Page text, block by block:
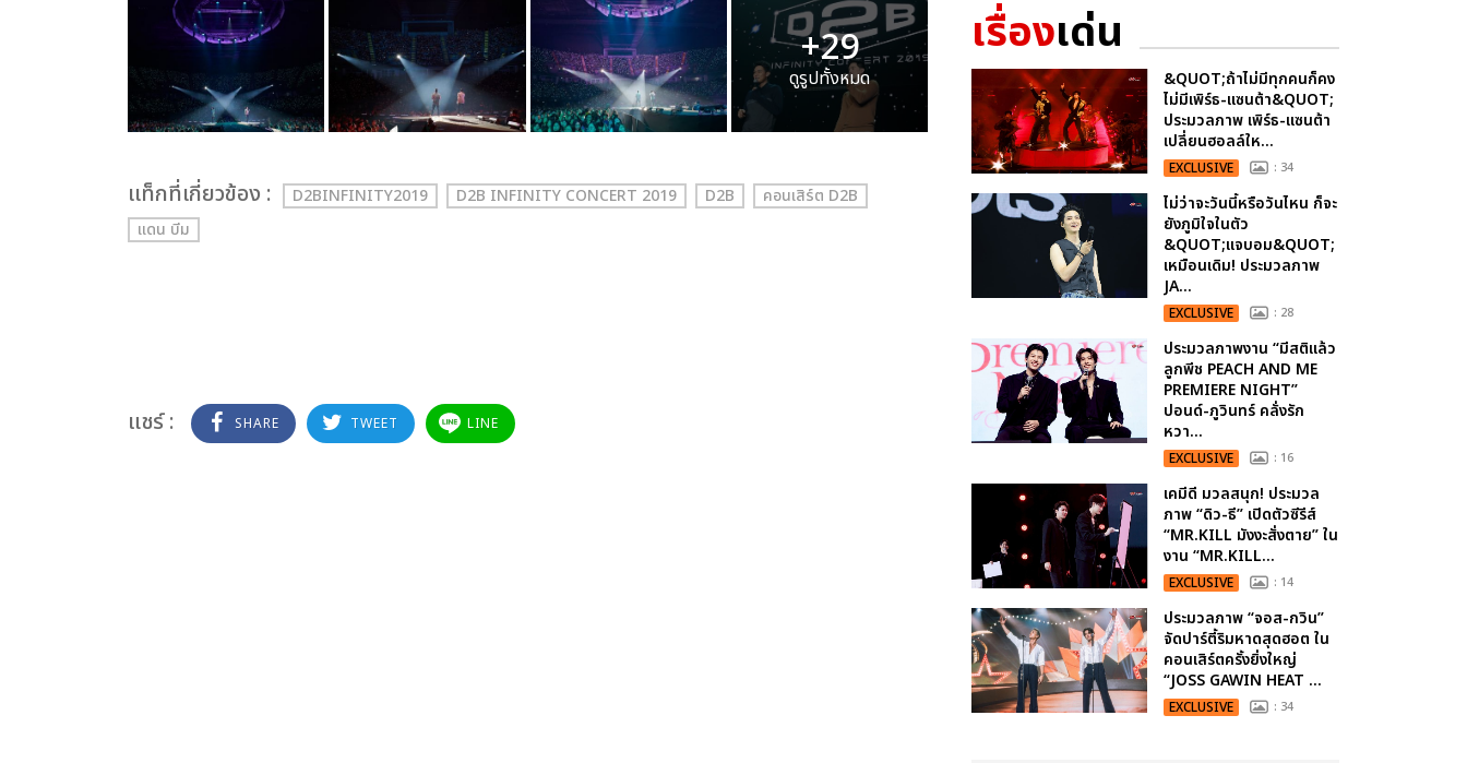
+29
ดูรูปทั้งหมด
เเท็กที่เกี่ยวข้อง : D2BINFINITY2019 D2B INFINITY CONCERT 2019 D2B
คอนเสิร์ต D2B
แดน บีม
แชร์ : SHARE TWEET LINE
เรื่องเด่น
&QUOT;ถ้าไม่มีทุกคนก็คง
ไม่มีเพิร์ธ-แซนต้า&QUOT;
ประมวลภาพ เพิร์ธ-แซนต้า
เปลี่ยนฮอลล์ให...
EXCLUSIVE : 34
ไม่ว่าจะวันนี้หรือวันไหน ก็จะ
ยังภูมิใจในตัว
&QUOT;แจบอม&QUOT;
เหมือนเดิม! ประมวลภาพ
JA...
EXCLUSIVE : 28
ประมวลภาพงาน “มีสติแล้ว
ลูกพีช PEACH AND ME
PREMIERE NIGHT”
ปอนด์-ภูวินทร์ คลั่งรัก
หวา...
EXCLUSIVE : 16
เคมีดี มวลสนุก! ประมวล
ภาพ “ดิว-ธี” เปิดตัวซีรีส์
“MR.KILL มังงะสั่งตาย” ใน
งาน “MR.KILL...
EXCLUSIVE : 14
ประมวลภาพ “จอส-กวิน”
จัดปาร์ตี้ริมหาดสุดฮอต ใน
คอนเสิร์ตครั้งยิ่งใหญ่
“JOSS GAWIN HEAT ...
EXCLUSIVE : 34